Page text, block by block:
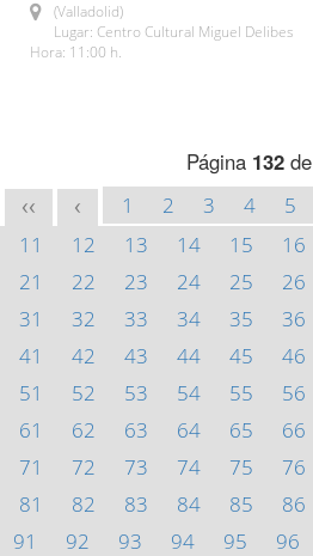
(Valladolid)
Lugar: Centro Cultural Miguel Delibes
Hora: 11:00 h.
Página 132de
<< < 1 2 3 4 5
11
12 13 14 15 16
21
22 23 24 25 26
31
32 33 34 35 36
41
42 43 44 45 46
51
52 53 54 55 56
61
62 63 64 65 66
71
72 73 74 75 76
81
82 83 84 85 86
91
92 93 94 95 96